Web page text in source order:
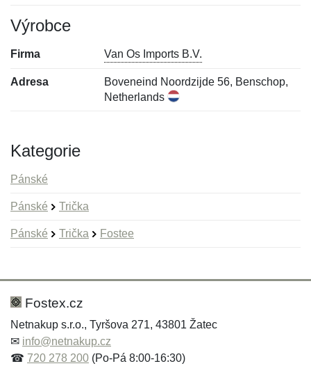
Výrobce
Firma Van Os Imports B.V.
Adresa
Boveneind Noordzijde 56, Benschop,
Netherlands
Kategorie
Pánské
Pánské Trička
Pánské Trička Fostee
Hodnocení:
Jméno: *
Jméno:
E-mail:*
Fostex.cz
Netnakup s.r.o., Tyršova 271, 43801 Žatec
✉ info@netnakup.cz
☎ 720 278 200 (Po-Pá 8:00-16:30)